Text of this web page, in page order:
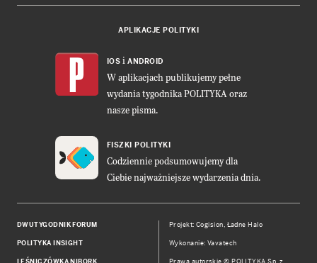
APLIKACJE POLITYKI
IOS i ANDROID
W aplikacjach publikujemy pełne
wydania tygodnika POLITYKA oraz
nasze pisma.
FISZKI POLITYKI
Codziennie podsumowujemy dla
Ciebie najważniejsze wydarzenia dnia.
DWUTYGODNIK FORUM
POLITYKA INSIGHT
Projekt:Cogision, Ładne Halo
Wykonanie: Vavatech